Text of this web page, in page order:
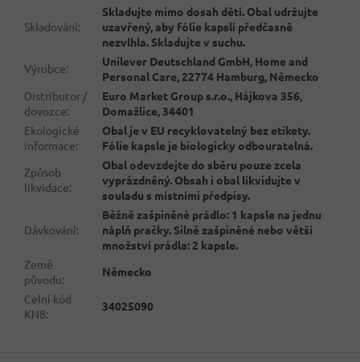
Skladování:
Skladujte mimo dosah dětí. Obal udržujte
uzavřený, aby fólie kapslí předčasně
nezvlhla. Skladujte v suchu.
Výrobce:
Unilever Deutschland GmbH, Home and
Personal Care, 22774 Hamburg, Německo
Distributor /
dovozce:
Euro Market Group s.r.o., Hájkova 356,
Domažlice, 34401
Ekologické
informace:
Obal je v EU recyklovatelný bez etikety.
Fólie kapsle je biologicky odbouratelná.
Způsob
likvidace:
Obal odevzdejte do sběru pouze zcela
vyprázdněný. Obsah i obal likvidujte v
souladu s místními předpisy.
Dávkování:
Běžně zašpiněné prádlo: 1 kapsle na jednu
náplň pračky. Silně zašpiněné nebo větší
množství prádla: 2 kapsle.
Země
původu:
Německo
Celní kód
KN8:
34025090